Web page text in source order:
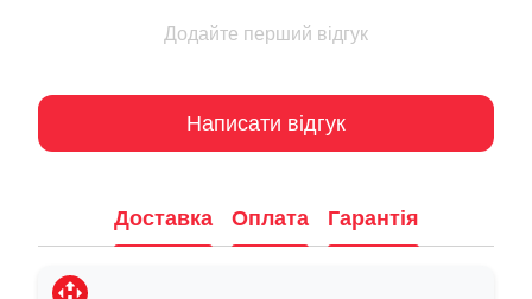
Додайте перший відгук
Написати відгук
Доставка Оплата Гарантія